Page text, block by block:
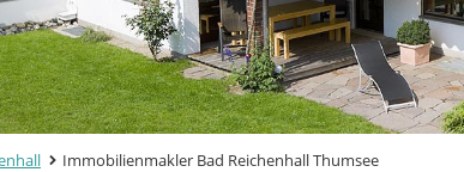
Immobilienmakler Bad Reichenhall Thumsee